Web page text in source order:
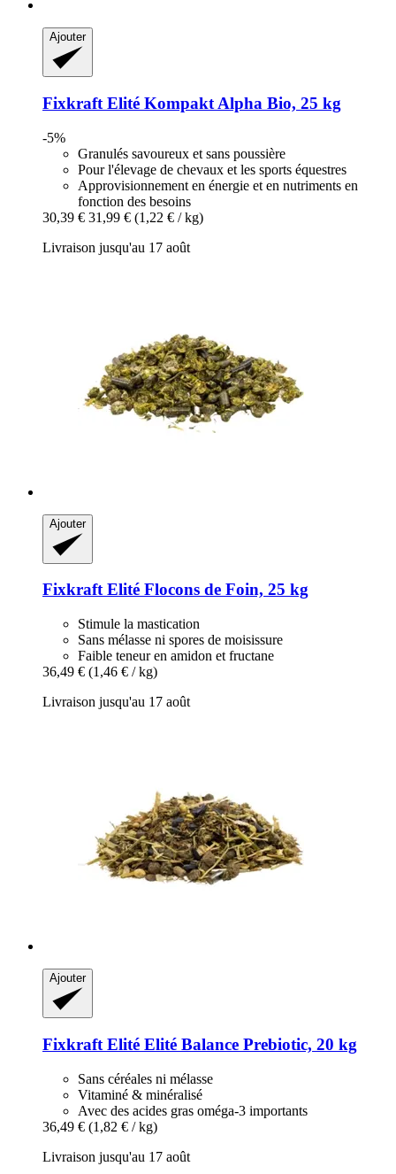
Ajouter
Fixkraft Elité Kompakt Alpha Bio, 25 kg
-5%
Granulés savoureux et sans poussière
Pour l'élevage de chevaux et les sports équestres
Approvisionnement en énergie et en nutriments en
fonction des besoins
30,39 € 31,99 € (1,22 € / kg)
Livraison jusqu'au 17 août
Ajouter
Fixkraft Elité Flocons de Foin, 25 kg
Stimule la mastication
Sans mélasse ni spores de moisissure
Faible teneur en amidon et fructane
36,49 € (1,46 € / kg)
Livraison jusqu'au 17 août
Ajouter
Fixkraft Elité Elité Balance Prebiotic, 20 kg
Sans céréales ni mélasse
Vitaminé & minéralisé
Avec des acides gras oméga-3 importants
36,49 € (1,82 € / kg)
Livraison jusqu'au 17 août